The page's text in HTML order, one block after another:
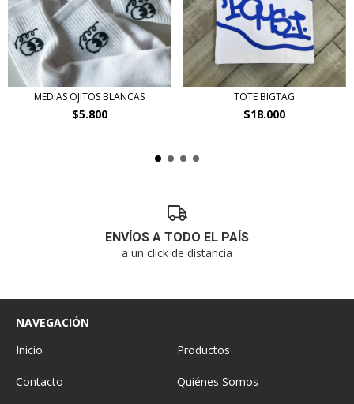
MEDIAS OJITOS BLANCAS
$5.800
TOTE BIGTAG
$18.000
ENVÍOS A TODO EL PAÍS
a un click de distancia
NAVEGACIÓN
Inicio
Productos
Contacto Quiénes Somos